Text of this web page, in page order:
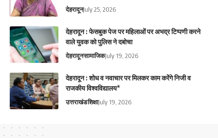
देहरादूनJuly 25, 2026
देहरादून : फेसबुक पेज पर महिलाओं पर अभद्र टिप्पणी करने
वाले युवक को पुलिस ने दबोचा
देहरादूनसामाजिकJuly 19, 2026
देहरादून : शोध व नवाचार पर मिलकर काम करेंगे निजी व
राजकीय विश्वविद्यालय*
उत्तराखंडशिक्षाJuly 19, 2026